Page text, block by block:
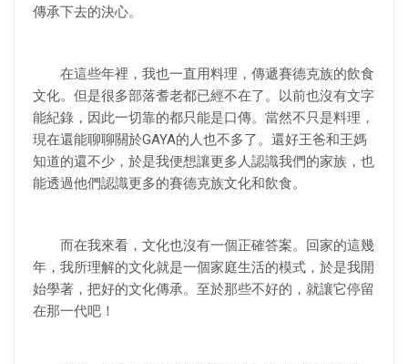
傳承下去的決心。
在這些年裡，我也一直用料理，傳遞賽德克族的飲食
文化。但是很多部落耆老都已經不在了。以前也沒有文字
能紀錄，因此一切靠的都只能是口傳。當然不只是料理，
現在還能聊聊關於GAYA的人也不多了。還好王爸和王媽
知道的還不少，於是我便想讓更多人認識我們的家族，也
能透過他們認識更多的賽德克族文化和飲食。
而在我來看，文化也沒有一個正確答案。回家的這幾
年，我所理解的文化就是一個家庭生活的模式，於是我開
始學著，把好的文化傳承。至於那些不好的，就讓它停留
在那一代吧！